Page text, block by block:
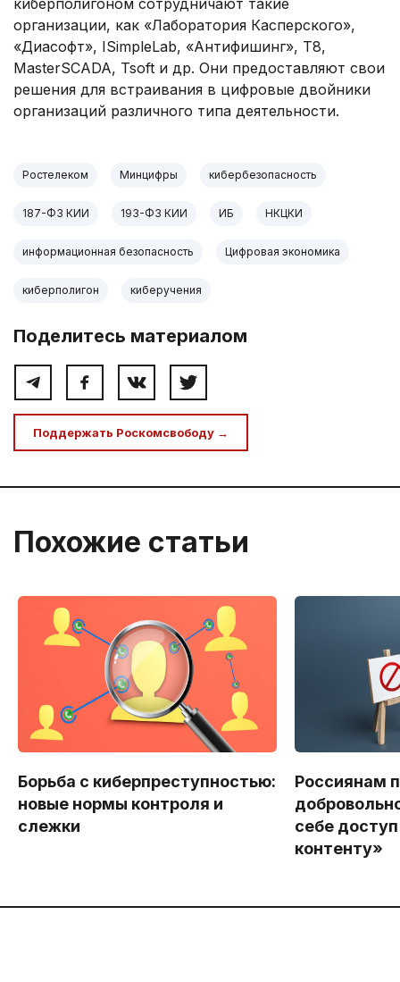
киберполигоном сотрудничают такие
организации, как «Лаборатория Касперского»,
«Диасофт», ISimpleLab, «Антифишинг», Т8,
MasterSCADA, Tsoft и др. Они предоставляют свои
решения для встраивания в цифровые двойники
организаций различного типа деятельности.
Ростелеком Минцифры кибербезопасность
187-ФЗ КИИ 193-ФЗ КИИ ИБ НКЦКИ
информационная безопасность Цифровая экономика
киберполигон киберучения
Поделитесь материалом
Поддержать Роскомсвободу →
Похожие статьи
Борьба с киберпреступностью:
новые нормы контроля и
слежки
Россиянам
себе
контенту»